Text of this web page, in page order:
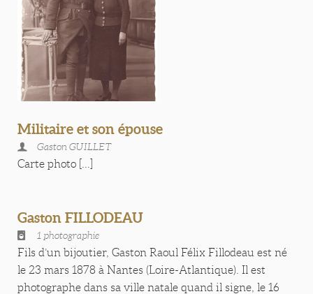
Militaire et son épouse
Gaston GUILLET
Carte photo [...]
Gaston FILLODEAU
1 photographie
Fils d’un bijoutier, Gaston Raoul Félix Fillodeau est né
le 23 mars 1878 à Nantes (Loire-Atlantique). Il est
photographe dans sa ville natale quand il signe, le 16